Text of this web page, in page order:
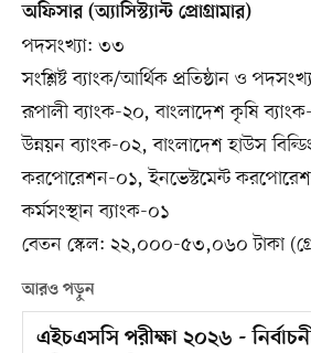
অফিসার (অ্যাসিস্ট্যান্ট প্রোগ্রামার)
পদসংখ্যা: ৩৩
সংশ্লিষ্ট ব্যাংক/আর্থিক প্রতিষ্ঠান ও
রূপালী ব্যাংক-২০, বাংলাদেশ কৃষি
উন্নয়ন ব্যাংক-০২, বাংলাদেশ হাউস
করপোরেশন-০১, ইনভেস্টমেন্ট
কর্মসংস্থান ব্যাংক-০১
বেতন স্কেল: ২২,০০০-৫৩,০৬০ টাকা
আরও পড়ুন
এইচএসসি পরীক্ষা ২০২৬ -